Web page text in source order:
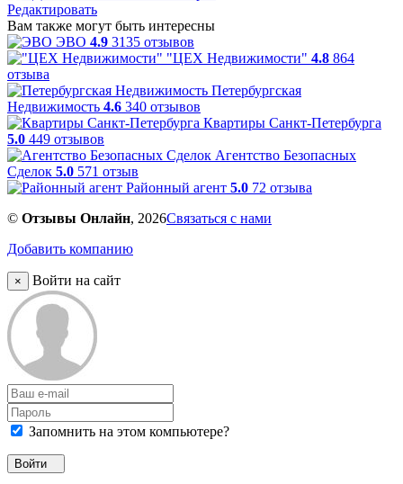
Редактировать
Вам также могут быть интересны
ЭВО 4.9 3135 отзывов
"ЦЕХ Недвижимости" 4.8 864
отзыва
Петербургская
Недвижимость 4.6 340 отзывов
Квартиры Санкт-Петербурга
5.0 449 отзывов
Агентство Безопасных
Сделок 5.0 571 отзыв
Районный агент 5.0 72 отзыва
© Отзывы Онлайн, 2026Связаться с нами
Добавить компанию
× Войти на сайт
Запомнить на этом компьютере?
Войти